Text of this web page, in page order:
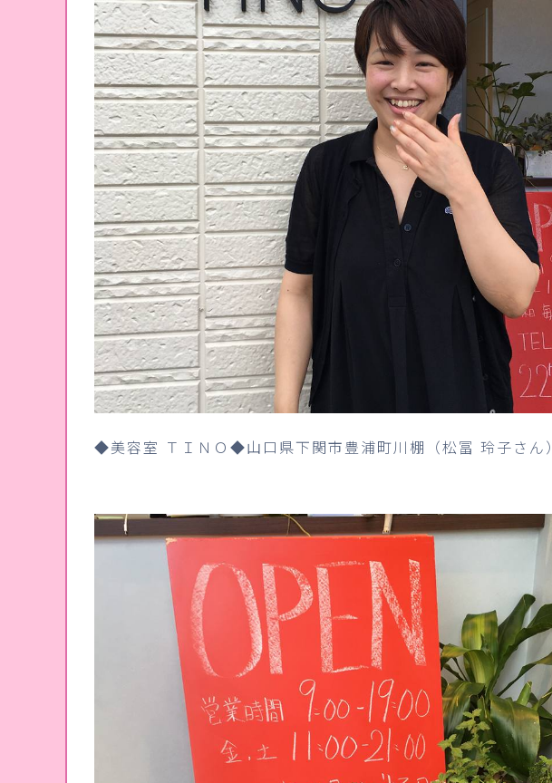
◆美容室 ＴＩＮＯ◆山口県下関市豊浦町川棚（松冨 玲子さん）